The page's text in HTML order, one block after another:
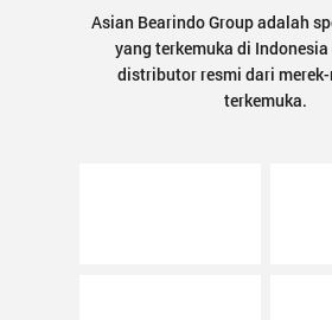
Asian Bearindo Group adalah
yang terkemuka di
distributor resmi dari merek-
terkemuka.